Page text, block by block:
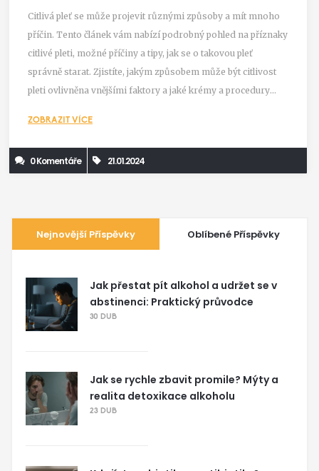
Citlivá pleť se může projevit různými způsoby a mít mnoho
příčin. Tento článek vám nabízí podrobný pohled na příznaky
citlivé pleti, možné příčiny a tipy, jak se o takovou pleť
správně starat. Zjistíte, jakým způsobem může být citlivost
pleti ovlivněna vnějšími faktory a jaké krémy a procedury
ZOBRAZIT VÍCE
0 Komentáře 21.01.2024
Nejnovější Příspěvky Oblíbené Příspěvky
Jak přestat pít alkohol a udržet se v
abstinenci: Praktický průvodce
30 DUB
Jak se rychle zbavit promile? Mýty a
realita detoxikace alkoholu
23 DUB